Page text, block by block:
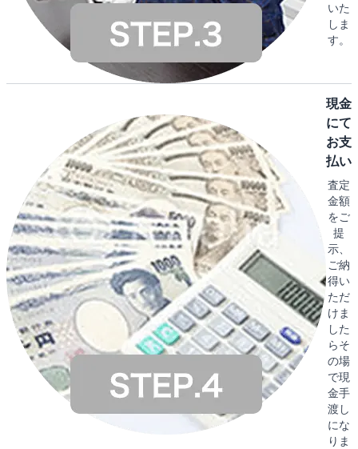
いた
しま
す。
現金
にて
お支
払い
査定
金額
をご
提
示、
ご納
得い
ただ
けま
した
らそ
の場
で現
金手
渡し
にな
りま